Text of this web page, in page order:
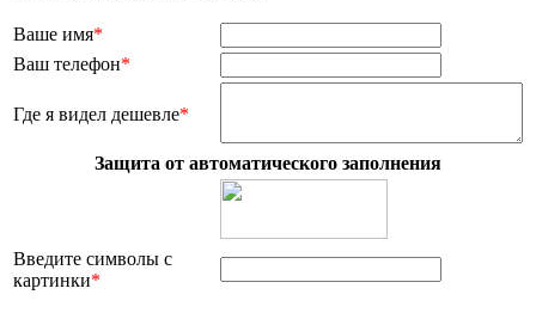
Ваше имя*
Ваш телефон*
Где я видел дешевле*
Защита от автоматического заполнения
Введите символы с
картинки*